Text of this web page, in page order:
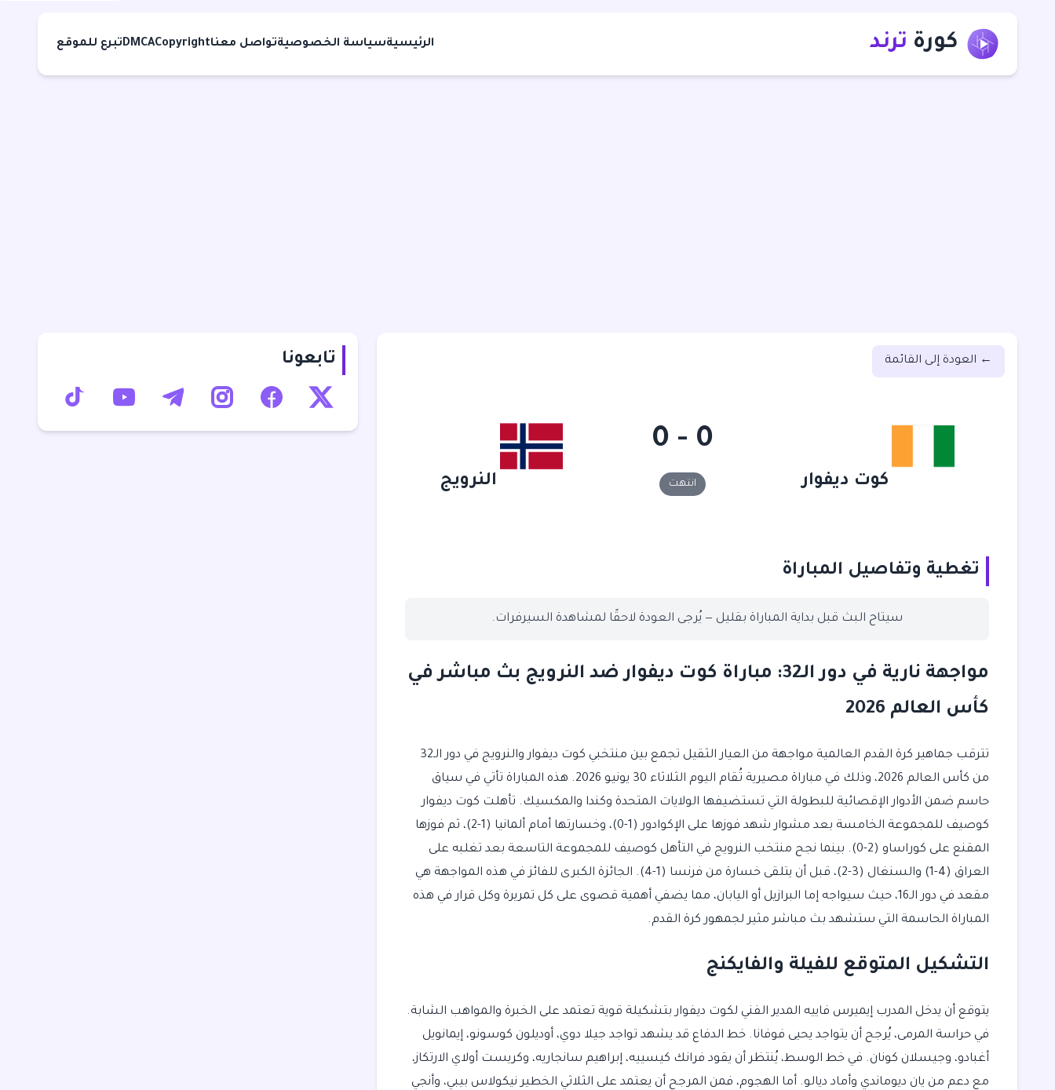
كورة ترند الرئيسيةسياسة الخصوصيةتواصل معناCopyright
DMCAتبرع للموقع
← العودة إلى القائمة
كوت ديفوار
0 - 0
انتهت النرويج
تغطية وتفاصيل المباراة
سيتاح البث قبل بداية المباراة بقليل — يُرجى العودة لاحقًا لمشاهدة السيرفرات.
مواجهة نارية في دور الـ32: مباراة كوت ديفوار ضد النرويج بث مباشر في
كأس العالم 2026
تترقب جماهير كرة القدم العالمية مواجهة من العيار الثقيل تجمع بين منتخبي كوت ديفوار والنرويج في دور الـ32
من كأس العالم 2026، وذلك في مباراة مصيرية تُقام اليوم الثلاثاء 30 يونيو 2026. هذه المباراة تأتي في سياق
حاسم ضمن الأدوار الإقصائية للبطولة التي تستضيفها الولايات المتحدة وكندا والمكسيك. تأهلت كوت ديفوار
كوصيف للمجموعة الخامسة بعد مشوار شهد فوزها على الإكوادور (1-0)، وخسارتها أمام ألمانيا (1-2)، ثم فوزها
المقنع على كوراساو (2-0). بينما نجح منتخب النرويج في التأهل كوصيف للمجموعة التاسعة بعد تغلبه على
العراق (4-1) والسنغال (3-2)، قبل أن يتلقى خسارة من فرنسا (1-4). الجائزة الكبرى للفائز في هذه المواجهة هي
مقعد في دور الـ16، حيث سيواجه إما البرازيل أو اليابان، مما يضفي أهمية قصوى على كل تمريرة وكل قرار في هذه
المباراة الحاسمة التي ستشهد بث مباشر مثير لجمهور كرة القدم.
التشكيل المتوقع للفيلة والفايكنج
يتوقع أن يدخل المدرب إيميرس فاييه المدير الفني لكوت ديفوار بتشكيلة قوية تعتمد على الخبرة والمواهب الشابة.
في حراسة المرمى، يُرجح أن يتواجد يحيى فوفانا. خط الدفاع قد يشهد تواجد جيلا دوي، أوديلون كوسونو، إيمانويل
أغبادو، وجيسلان كونان. في خط الوسط، يُنتظر أن يقود فرانك كيسييه، إبراهيم سانجاريه، وكريست أولاي الارتكاز،
مع دعم من يان ديوماندي وأماد ديالو. أما الهجوم، فمن المرجح أن يعتمد على الثلاثي الخطير نيكولاس بيبي، وأنجي
تابعونا